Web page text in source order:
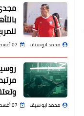
محمد ابو سيف 07 أغسطس 2026
وتعتقل
محمد ابو سيف 07 أغسطس 2026